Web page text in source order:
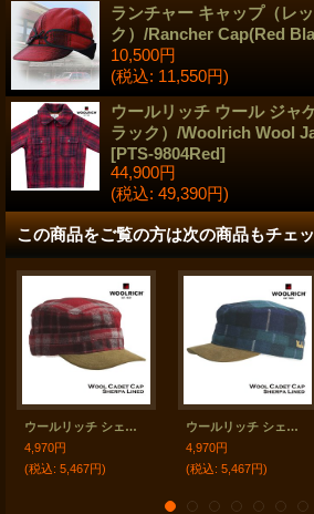
ランチャー キャップ（レ
ク）/Rancher Cap(Red
10,500円
(税込: 11,550円)
ウールリッチ ウール ジャ
ラック）/Woolrich Wool
[PTS-9804Red]
44,900円
(税込: 49,390円)
この商品をご覧の方は次の商品もチェ
ウールリッチ シェルパラインド ウール カデット キャップ（ルビー）/Woolrich Cadet Cap(Ruby)
4,970円
(税込: 5,467円)
ウールリッチ シェルパラインド ウール カデット キャップ（ネイビー）/Woolrich Cadet Cap(Navy)
4,970円
(税込: 5,467円)